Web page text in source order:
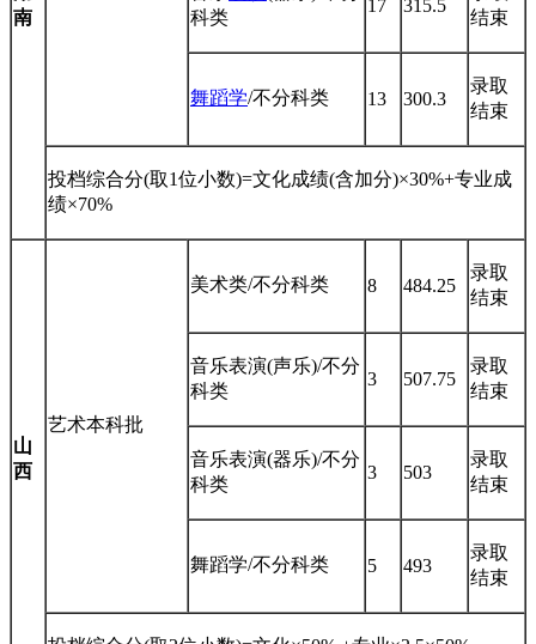
南
科类
17 315.5
结束
舞蹈学/不分科类 13 300.3
录取
结束
投档综合分(取1位小数)=文化成绩(含加分)×30%+专业成
绩×70%
山
西
艺术本科批
美术类/不分科类 8 484.25
录取
结束
音乐表演(声乐)/不分
科类
3 507.75
录取
结束
音乐表演(器乐)/不分
科类
3 503
录取
结束
舞蹈学/不分科类 5 493
录取
结束